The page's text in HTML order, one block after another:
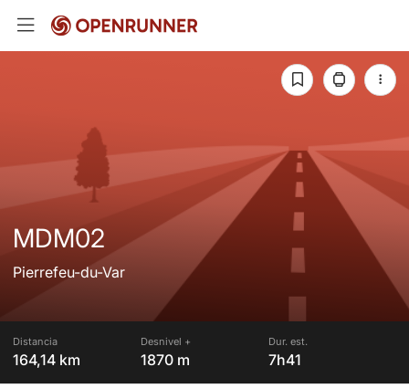
MDM02
Pierrefeu-du-Var
Distancia
164,14 km
Desnivel +
1870 m
Dur. est.
7h41